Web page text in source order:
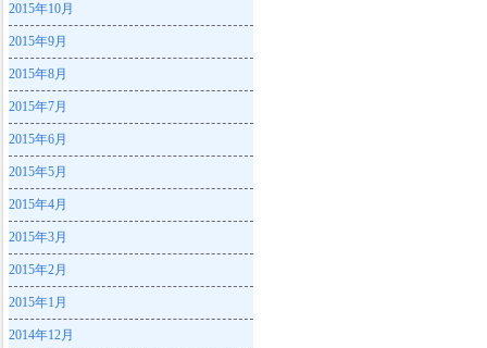
2015年10月
2015年9月
2015年8月
2015年7月
2015年6月
2015年5月
2015年4月
2015年3月
2015年2月
2015年1月
2014年12月